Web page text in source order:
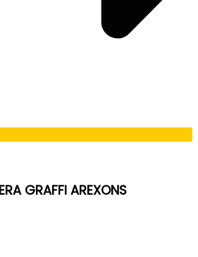
GRAFFI AREXONS